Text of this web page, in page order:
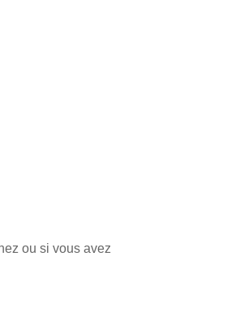
ou si vous avez